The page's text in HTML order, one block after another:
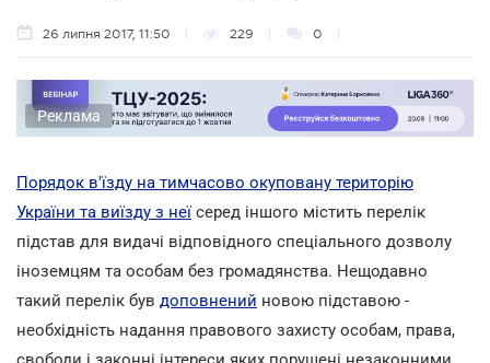
26 липня 2017, 11:50 229 0
Реклама
Порядок в'їзду на тимчасово окуповану територію
України та виїзду з неї серед іншого містить перелік
підстав для видачі відповідного спеціального дозволу
іноземцям та особам без громадянства. Нещодавно
такий перелік був доповнений новою підставою -
необхідність надання правового захисту особам, права,